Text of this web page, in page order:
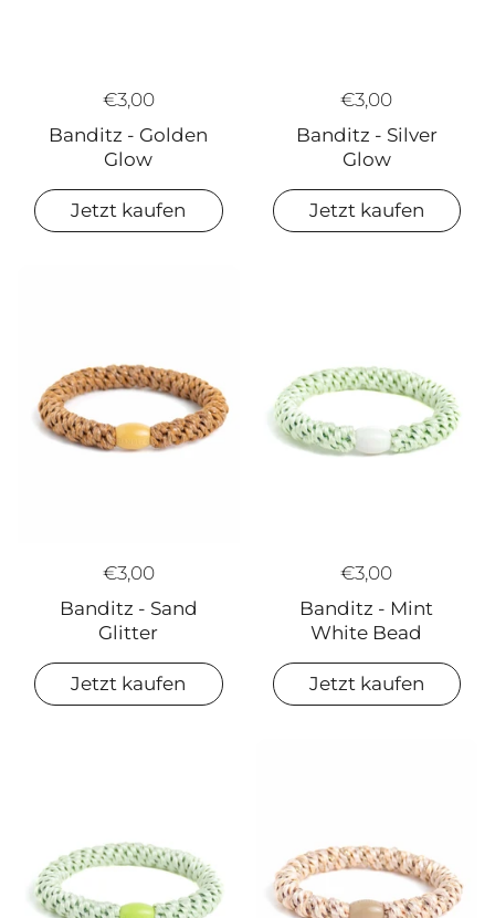
€3,00
Banditz - Golden
Glow
Jetzt kaufen
€3,00
Banditz - Silver
Glow
Jetzt kaufen
€3,00
Banditz - Sand
Glitter
Jetzt kaufen
€3,00
Banditz - Mint
White Bead
Jetzt kaufen